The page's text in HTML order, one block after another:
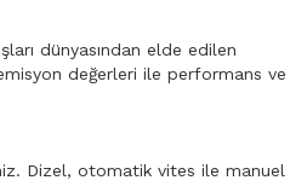
dünyasından elde edilen
değerleri ile performans ve
Dizel, otomatik vites ile manuel